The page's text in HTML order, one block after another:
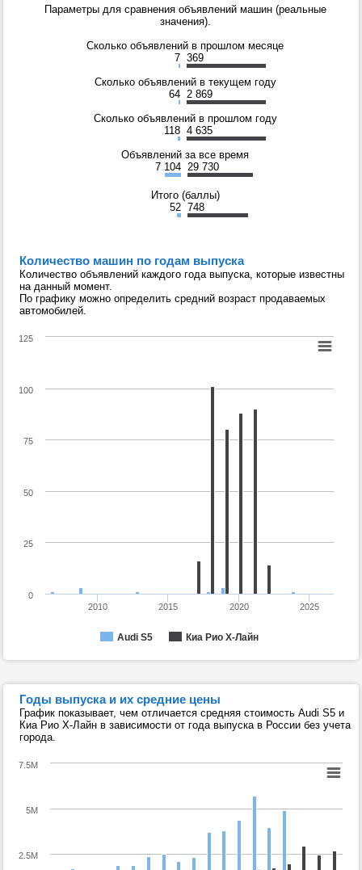
Параметры для сравнения объявлений машин (реальные
значения).
Сколько объявлений в прошлом месяце
7 369
Сколько объявлений в текущем году
64 2 869
Сколько объявлений в прошлом году
118 4 635
Объявлений за все время
7 104 29 730
Итого (баллы)
52 748
Количество машин по годам выпуска
Количество объявлений каждого года выпуска, которые известны
на данный момент.
По графику можно определить средний возраст продаваемых
автомобилей.
Audi S5 Киа Рио Х-Лайн
2010 2015 2020 2025
0
100
25
50
75
125
Годы выпуска и их средние цены
График показывает, чем отличается средняя стоимость Audi S5 и
Киа Рио Х-Лайн в зависимости от года выпуска в России без учета
города.
2.5M
5M
7.5M